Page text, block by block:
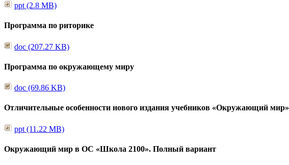
ppt (2.8 MB)
Программа по риторике
doc (207.27 KB)
Программа по окружающему миру
doc (69.86 KB)
Отличительные особенности нового издания учебников «Окружающий мир»
ppt (11.22 MB)
Окружающий мир в ОС «Школа 2100». Полный вариант